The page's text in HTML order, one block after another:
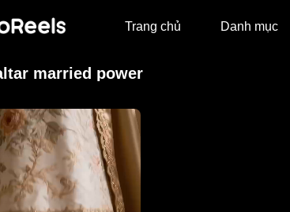
Trang chủ Danh mục
married power